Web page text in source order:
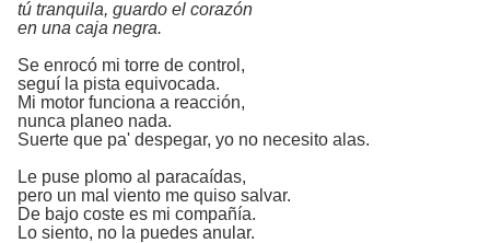
tú tranquila, guardo el corazón
en una caja negra.
Se enrocó mi torre de control,
seguí la pista equivocada.
Mi motor funciona a reacción,
nunca planeo nada.
Suerte que pa' despegar, yo no necesito alas.
Le puse plomo al paracaídas,
pero un mal viento me quiso salvar.
De bajo coste es mi compañía.
Lo siento, no la puedes anular.